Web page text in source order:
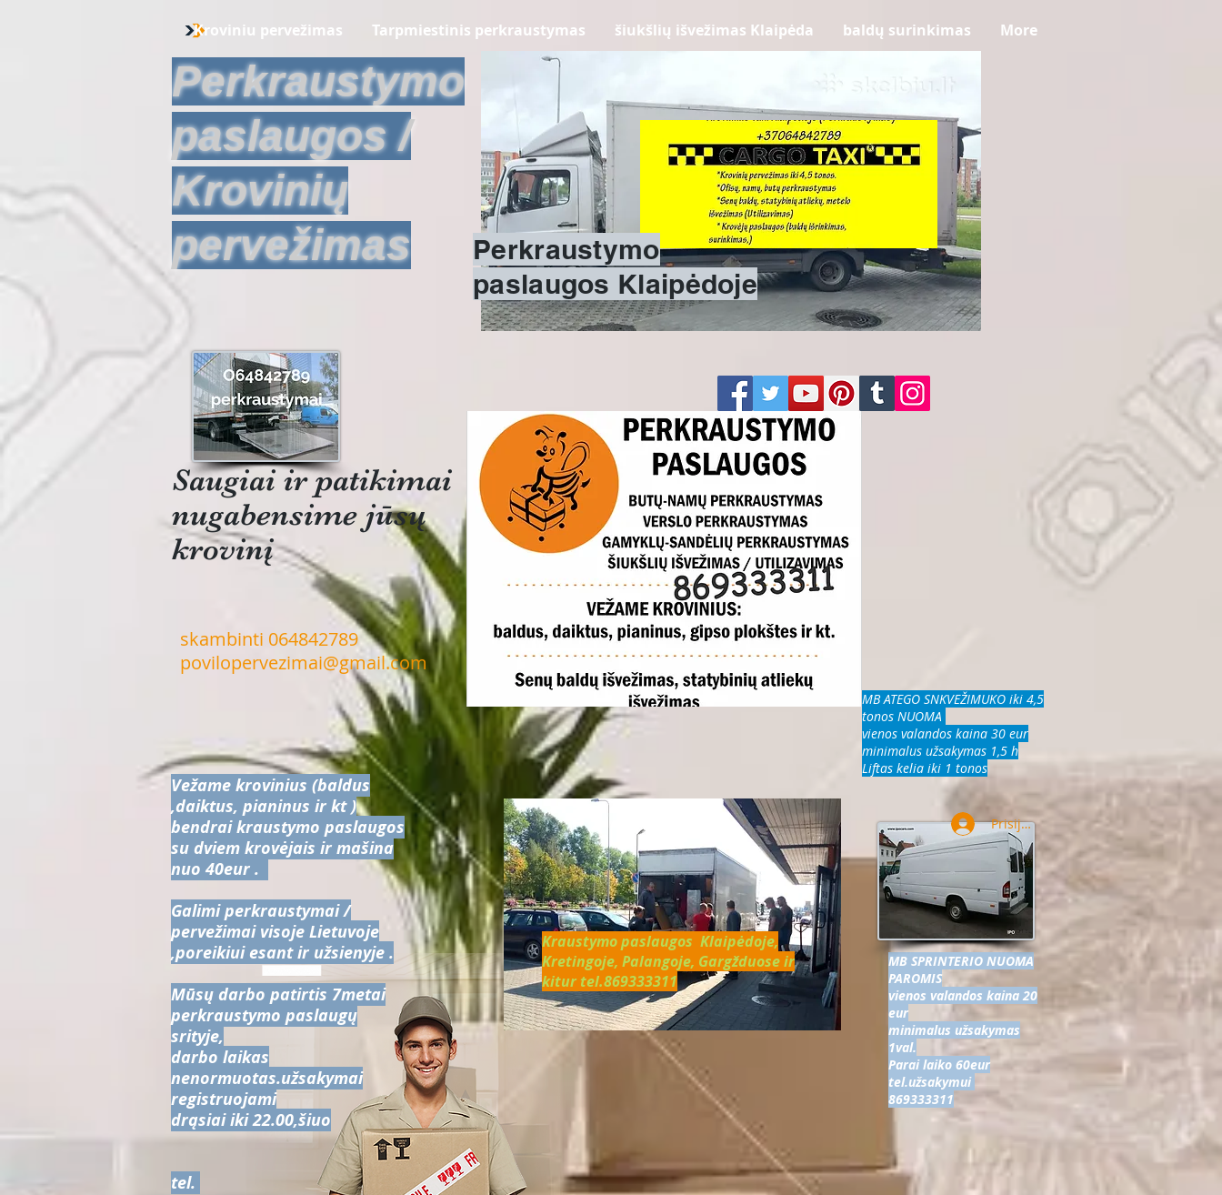
Perkraustymo
paslaugos /
Krovinių
pervežimas
Kroviniu pervežimas Tarpmiestinis perkraustymas šiukšlių išvežimas Klaipėda baldų surinkimas More
Perkraustymo
paslaugos Klaipėdoje
Vežame krovinius (baldus
,daiktus, pianinus ir kt )
bendrai kraustymo paslaugos
su dviem krovėjais ir mašina
nuo 40eur .
Galimi perkraustymai /
pervežimai visoje Lietuvoje
,poreikiui esant ir užsienyje .
Mūsų darbo patirtis 7metai
perkraustymo paslaugų
srityje,
darbo laikas
nenormuotas.užsakymai
registruojami
drąsiai iki 22.00,šiuo
tel.
Saugiai ir patikimai
nugabensime jūsų
krovinį
skambinti 064842789
povilopervezimai@gmail.com
MB SPRINTERIO NUOMA
PAROMIS
vienos valandos kaina 20
eur
minimalus užsakymas
1val.
Parai laiko 60eur
tel.užsakymui
869333311
MB ATEGO SNKVEŽIMUKO iki 4,5
tonos NUOMA
vienos valandos kaina 30 eur
minimalus užsakymas 1,5 h
Liftas kelia iki 1 tonos
Kraustymo paslaugos Klaipėdoje,
Kretingoje, Palangoje, Gargžduose ir
kitur tel.869333311
Prisijungti